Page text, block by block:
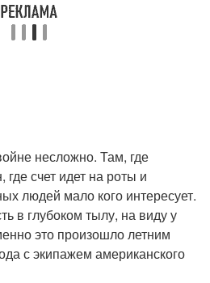
несложно. Там, где
счет идет на роты и
людей мало кого интересует.
в глубоком тылу, на виду у
это произошло летним
с экипажем американского